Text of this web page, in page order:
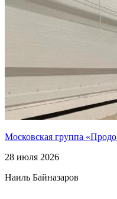
Московская группа
28 июля 2026
Наиль Байназаров